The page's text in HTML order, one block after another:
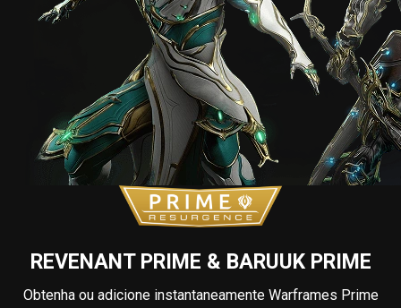
REVENANT PRIME & BARUUK PRIME
Obtenha ou adicione instantaneamente Warframes Prime